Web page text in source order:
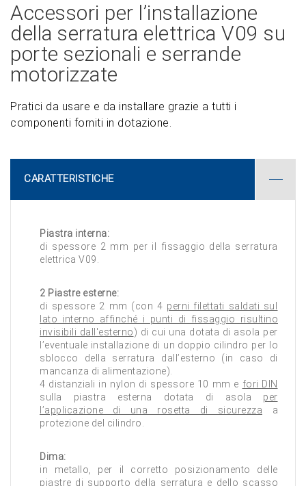
Accessori per l’installazione
della serratura elettrica V09 su
porte sezionali e serrande
motorizzate
Pratici da usare e da installare grazie a tutti i
componenti forniti in dotazione.
CARATTERISTICHE
Piastra interna:
di spessore 2 mm per il fissaggio della serratura
elettrica V09.
2 Piastre esterne:
di spessore 2 mm (con 4 perni filettati saldati sul
lato interno affinché i punti di fissaggio risultino
invisibili dall'esterno) di cui una dotata di asola per
l’eventuale installazione di un doppio cilindro per lo
sblocco della serratura dall’esterno (in caso di
mancanza di alimentazione).
4 distanziali in nylon di spessore 10 mm e fori DIN
sulla piastra esterna dotata di asola per
l’applicazione di una rosetta di sicurezza a
protezione del cilindro.
Dima:
in metallo, per il corretto posizionamento delle
piastre di supporto della serratura e dello scasso